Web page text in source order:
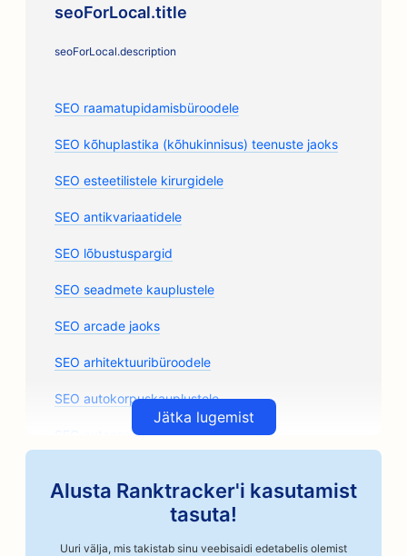
seoForLocal.title
seoForLocal.description
SEO raamatupidamisbüroodele
SEO kõhuplastika (kõhukinnisus) teenuste jaoks
SEO esteetilistele kirurgidele
SEO antikvariaatidele
SEO lõbustuspargid
SEO seadmete kauplustele
SEO arcade jaoks
SEO arhitektuuribüroodele
SEO autokorpuskauplustele
SEO autoosade kauplustele
SEO autoremonditöökodadele
SEO käsitöönduslikele kohviröstritele
Jätka lugemist
Alusta Ranktracker'i kasutamist
tasuta!
Uuri välja, mis takistab sinu veebisaidi edetabelis olemist